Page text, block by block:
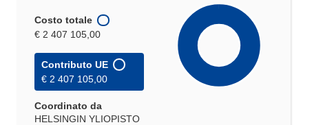
Costo totale
€ 2 407 105,00
Contributo UE
€ 2 407 105,00
Coordinato da
HELSINGIN YLIOPISTO